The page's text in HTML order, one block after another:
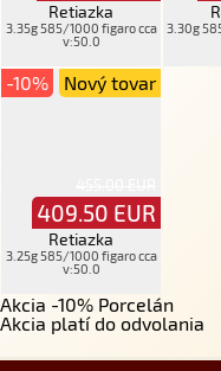
Retiazka
3.35g 585/1000 figaro cca
v:50.0
3.30g
-10%
409.50 EUR
Nový tovar
Retiazka
3.25g 585/1000 figaro cca
v:50.0
Akcia -10% Porcelán
Akcia platí do odvolania